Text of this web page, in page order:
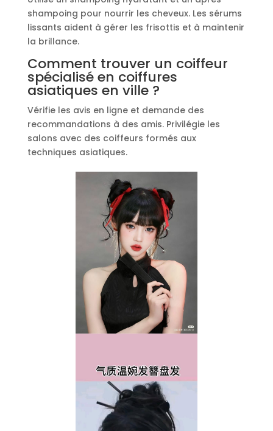
shampoing pour nourrir les cheveux. Les sérums
lissants aident à gérer les frisottis et à maintenir
la brillance.
Comment trouver un coiffeur
spécialisé en coiffures
asiatiques en ville ?
Vérifie les avis en ligne et demande des
recommandations à des amis. Privilégie les
salons avec des coiffeurs formés aux
techniques asiatiques.